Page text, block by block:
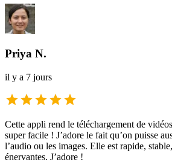
Priya N.
il y a 7 jours
Cette appli rend le téléchargement de
super facile ! J’adore le fait qu’on puisse
l’audio ou les images. Elle est rapide,
énervantes. J’adore !